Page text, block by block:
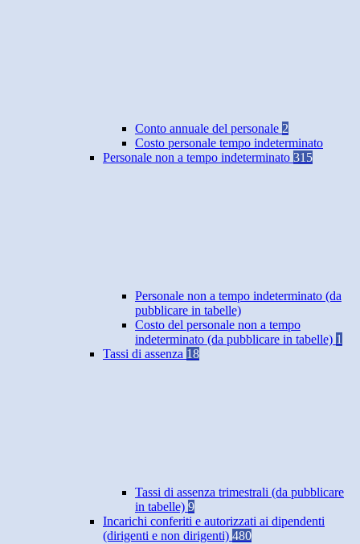
Conto annuale del personale 2
Costo personale tempo indeterminato
Personale non a tempo indeterminato 315
Personale non a tempo indeterminato (da
pubblicare in tabelle)
Costo del personale non a tempo
indeterminato (da pubblicare in tabelle) 1
Tassi di assenza 18
Tassi di assenza trimestrali (da pubblicare
in tabelle) 9
Incarichi conferiti e autorizzati ai dipendenti
(dirigenti e non dirigenti) 480